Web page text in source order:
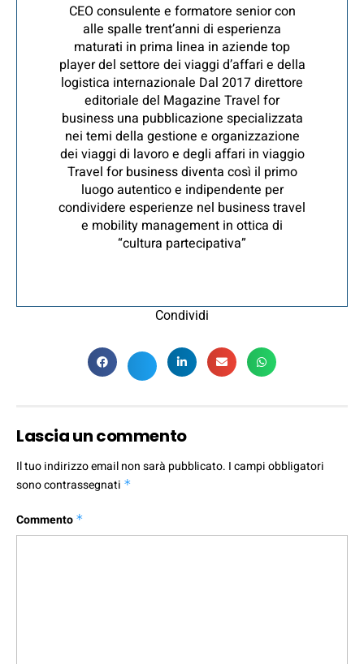
CEO consulente e formatore senior con
alle spalle trent’anni di esperienza
maturati in prima linea in aziende top
player del settore dei viaggi d’affari e della
logistica internazionale Dal 2017 direttore
editoriale del Magazine Travel for
business una pubblicazione specializzata
nei temi della gestione e organizzazione
dei viaggi di lavoro e degli affari in viaggio
Travel for business diventa così il primo
luogo autentico e indipendente per
condividere esperienze nel business travel
e mobility management in ottica di
“cultura partecipativa”
Condividi
Lascia un commento
Il tuo indirizzo email non sarà pubblicato. I campi obbligatori
sono contrassegnati *
Commento *